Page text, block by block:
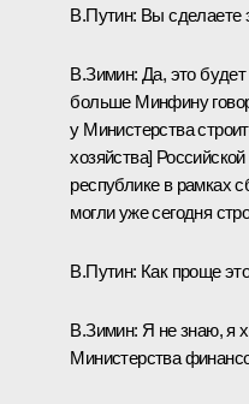
В.Путин: Вы сделаете
В.Зимин: Да, это
больше Минфину
у Министерства
хозяйства]
республике в рамках
могли уже сегодня
В.Путин: Как проще
В.Зимин: Я не знаю, я
Министерства